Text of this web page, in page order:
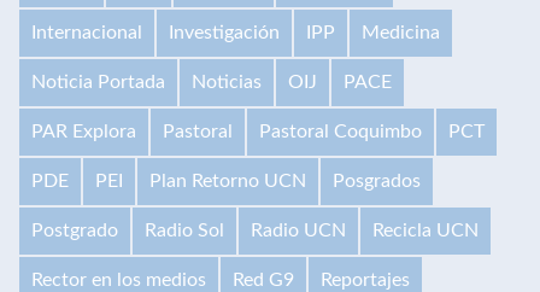
Internacional Investigación IPP Medicina
Noticia Portada Noticias OIJ PACE
PAR Explora Pastoral Pastoral Coquimbo PCT
PDE PEI Plan Retorno UCN Posgrados
Postgrado Radio Sol Radio UCN Recicla UCN
Rector en los medios Red G9 Reportajes